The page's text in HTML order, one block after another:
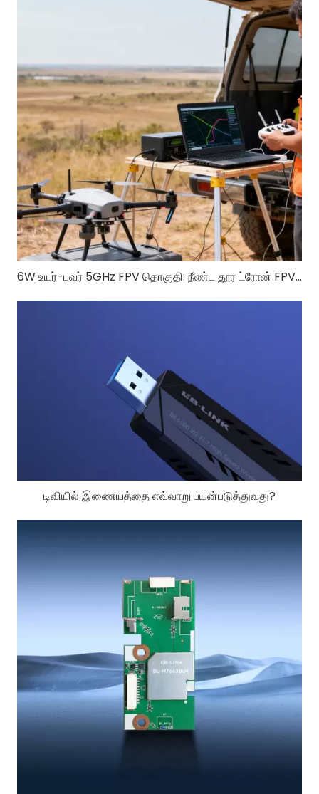
6W உயர்-பவர் 5GHz FPV தொகுதி: நீண்ட தூர ட்ரோன் FPVக்கான RTL8812EU-CG
டிவியில் இணையத்தை எவ்வாறு பயன்படுத்துவது?